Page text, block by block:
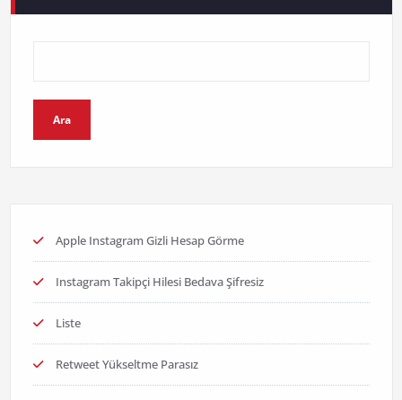
Ara
Apple Instagram Gizli Hesap Görme
Instagram Takipçi Hilesi Bedava Şifresiz
Liste
Retweet Yükseltme Parasız